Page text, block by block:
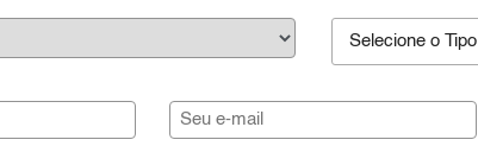
Selecione o Tipo